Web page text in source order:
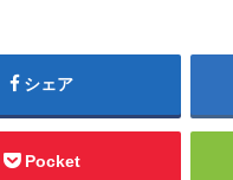
シェア
Pocket